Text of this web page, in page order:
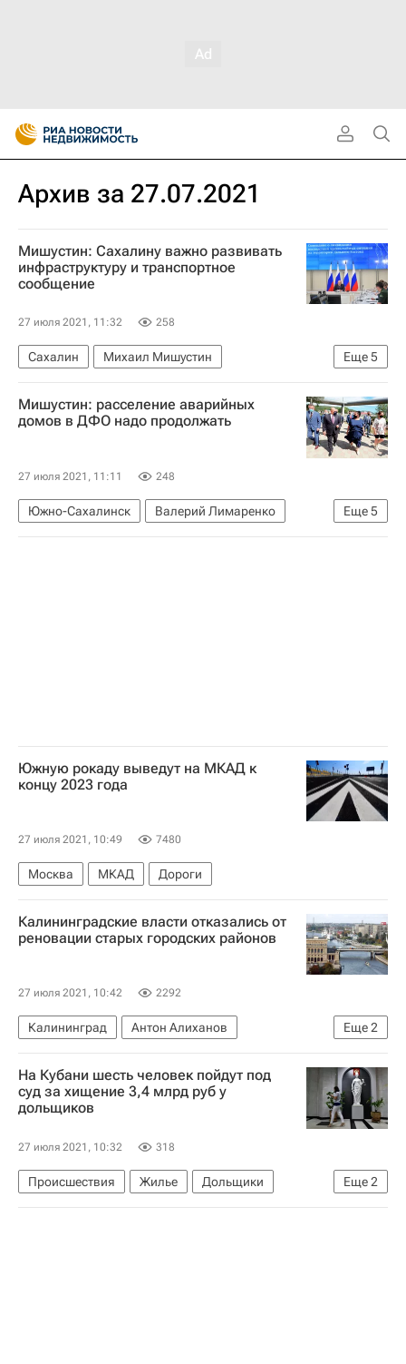
Архив за 27.07.2021
Мишустин: Сахалину важно развивать
инфраструктуру и транспортное
сообщение
27 июля 2021, 11:32 258
Еще5
Сахалин
Михаил Мишустин
Инфраструктура
Южно-Сахалинск
Курильские острова
Валерий Лимаренко
Мишустин: расселение аварийных
домов в ДФО надо продолжать
27 июля 2021, 11:11 248
Еще5
Южно-Сахалинск
Валерий Лимаренко
Михаил Мишустин
Дальний Восток
Жилье
Южную рокаду выведут на МКАД к
концу 2023 года
27 июля 2021, 10:49 7480
Москва МКАД Дороги
Калининградские власти отказались от
реновации старых городских районов
27 июля 2021, 10:42 2292
Еще2
Калининград
Антон Алиханов
Строительство
Реновация
На Кубани шесть человек пойдут под
суд за хищение 3,4 млрд руб у
дольщиков
27 июля 2021, 10:32 318
Еще2
Происшествия Жилье
Дольщики
Обманутые дольщики в России
Россия